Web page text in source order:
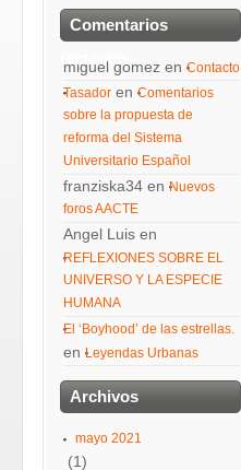
Comentarios
recientes
miguel gomez en Contacto
Tasador en Comentarios
sobre la propuesta de
reforma del Sistema
Universitario Español
franziska34 en Nuevos
foros AACTE
Angel Luis en
REFLEXIONES SOBRE EL
UNIVERSO Y LA ESPECIE
HUMANA
El ‘Boyhood’ de las estrellas.
en Leyendas Urbanas
Archivos
mayo 2021
(1)